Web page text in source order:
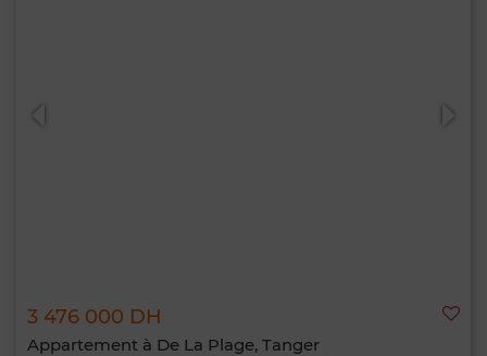
3 476 000 DH
Appartement à De La Plage, Tanger